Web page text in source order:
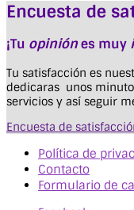
Encuesta de
¡Tu opiniónes muy
Tu satisfacción es
dedicaras unos
servicios y así seguir
Encuesta de
Política de
Contacto
Formulario de